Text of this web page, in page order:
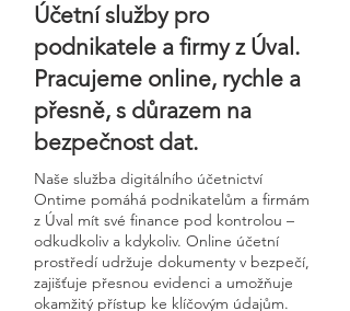
Účetní služby pro
podnikatele a firmy z Úval.
Pracujeme online, rychle a
přesně, s důrazem na
bezpečnost dat.
Naše služba digitálního účetnictví
Ontime pomáhá podnikatelům a firmám
z Úval mít své finance pod kontrolou –
odkudkoliv a kdykoliv. Online účetní
prostředí udržuje dokumenty v bezpečí,
zajišťuje přesnou evidenci a umožňuje
okamžitý přístup ke klíčovým údajům.